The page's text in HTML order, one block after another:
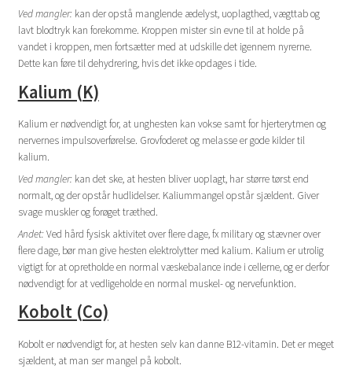
Ved mangler:kan der opstå manglende ædelyst, uoplagthed, vægttab og
lavt blodtryk kan forekomme. Kroppen mister sin evne til at holde på
vandet i kroppen, men fortsætter med at udskille det igennem nyrerne.
Dette kan føre til dehydrering, hvis det ikke opdages i tide.
Kalium (K)
Kalium er nødvendigt for, at unghesten kan vokse samt for hjerterytmen og
nervernes impulsoverførelse. Grovfoderet og melasse er gode kilder til
kalium.
Ved mangler:kan det ske, at hesten bliver uoplagt, har større tørst end
normalt, og der opstår hudlidelser. Kaliummangel opstår sjældent. Giver
svage muskler og forøget træthed.
Andet:Ved hård fysisk aktivitet over flere dage, fx military og stævner over
flere dage, bør man give hesten elektrolytter med kalium. Kalium er utrolig
vigtigt for at opretholde en normal væskebalance inde i cellerne, og er derfor
nødvendigt for at vedligeholde en normal muskel- og nervefunktion.
Kobolt (Co)
Kobolt er nødvendigt for, at hesten selv kan danne B12-vitamin. Det er meget
sjældent, at man ser mangel på kobolt.